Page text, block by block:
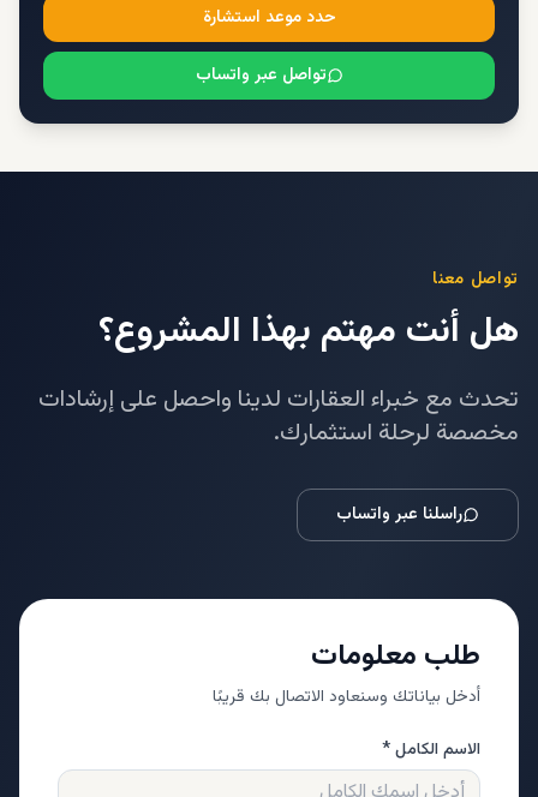
حدد موعد استشارة
تواصل عبر واتساب
تواصل معنا
هل أنت مهتم بهذا المشروع؟
تحدث مع خبراء العقارات لدينا واحصل على إرشادات
مخصصة لرحلة استثمارك.
راسلنا عبر واتساب
طلب معلومات
أدخل بياناتك وسنعاود الاتصال بك قريبًا
الاسم الكامل *